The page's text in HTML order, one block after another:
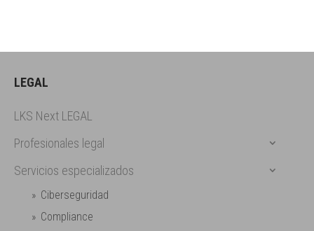
LEGAL
LKS Next LEGAL
Profesionales legal
Servicios especializados
Ciberseguridad
Compliance